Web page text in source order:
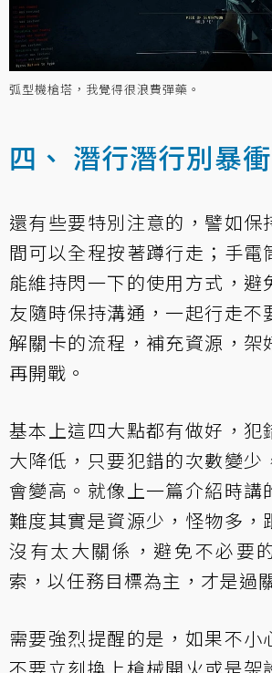
弧型機槍塔，我覺得很浪費彈藥。
四、 潛行潛行別暴衝
還有些要特別注意的，譬如保
間可以全程按著蹲行走；手電
能維持閃一下的使用方式，避
友隨時保持溝通，一起行走不
解關卡的流程，補充資源，架
再開戰。
基本上這四大點都有做好，犯
大降低，只要犯錯的次數變少
會變高。就像上一篇介紹時講
難度其實是資源少，怪物多，
沒有太大關係，避免不必要
索，以任務目標為主，才是過
需要強烈提醒的是，如果不小